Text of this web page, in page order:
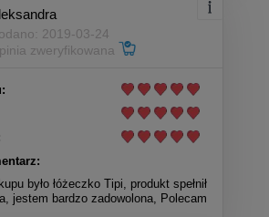
2019-03-24
zweryfikowana
było łóżeczko Tipi, produkt spełnił
jestem bardzo zadowolona, Polecam